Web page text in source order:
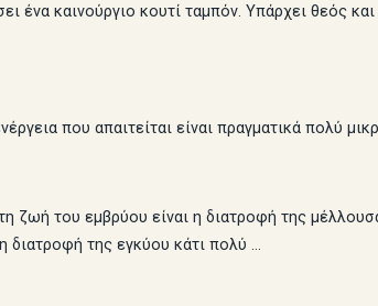
ένα καινούργιο κουτί ταμπόν. Υπάρχει θεός
που απαιτείται είναι πραγματικά πολύ
ζωή του εμβρύου είναι η διατροφή της
διατροφή της εγκύου κάτι πολύ …